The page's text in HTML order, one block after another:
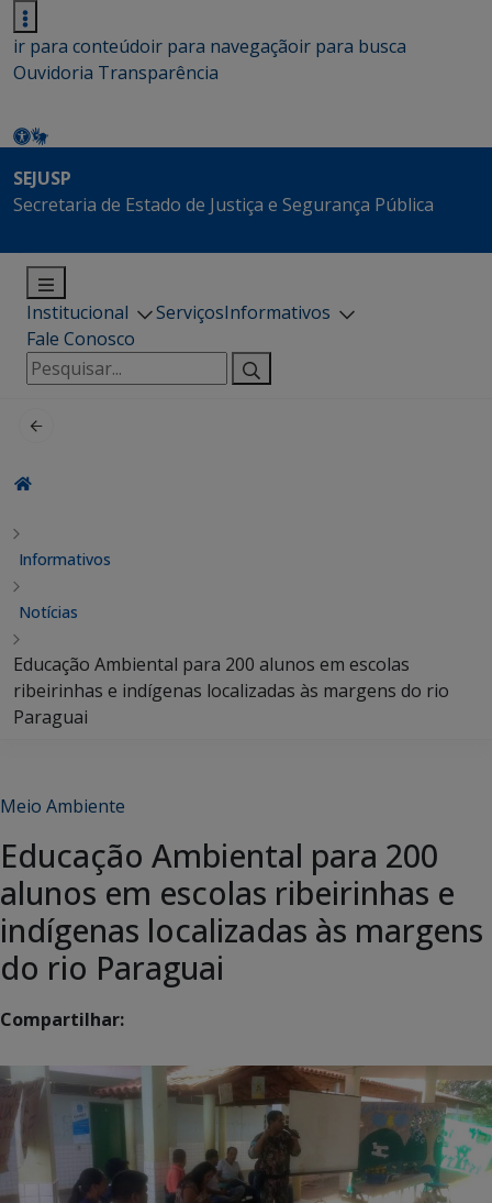
ir para conteúdoir para navegaçãoir para busca
Ouvidoria Transparência
SEJUSP
Secretaria de Estado de Justiça e Segurança Pública
Institucional ServiçosInformativos
Fale Conosco
Pesquisar
por:
Informativos
Notícias
Educação Ambiental para 200 alunos em escolas
ribeirinhas e indígenas localizadas às margens do rio
Paraguai
Meio Ambiente
Educação Ambiental para 200
alunos em escolas ribeirinhas e
indígenas localizadas às margens
do rio Paraguai
Compartilhar: